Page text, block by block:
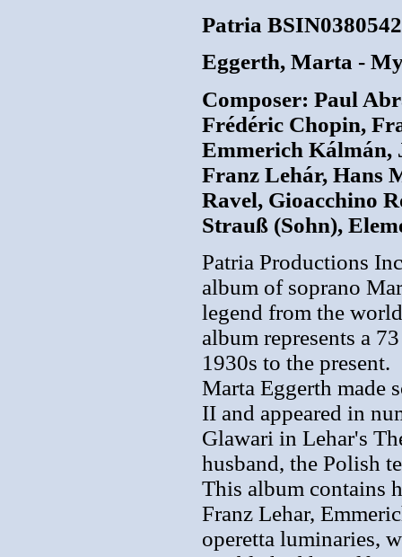
Patria
Eggerth, Marta -
Composer: Paul
Frédéric Chopin,
Emmerich Kálmán,
Franz Lehár, Hans
Ravel, Gioacchino
Strauß (Sohn),
Patria Productions
album of soprano
legend from the
album represents a
1930s to the present.
Marta Eggerth made
II and appeared in
Glawari in Lehar's
husband, the Polish
This album contains
Franz Lehar,
operetta luminaries,